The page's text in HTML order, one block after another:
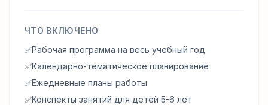
ЧТО ВКЛЮЧЕНО
✅Рабочая программа на весь учебный год
✅Календарно-тематическое планирование
✅Ежедневные планы работы
✅Конспекты занятий для детей 5-6 лет